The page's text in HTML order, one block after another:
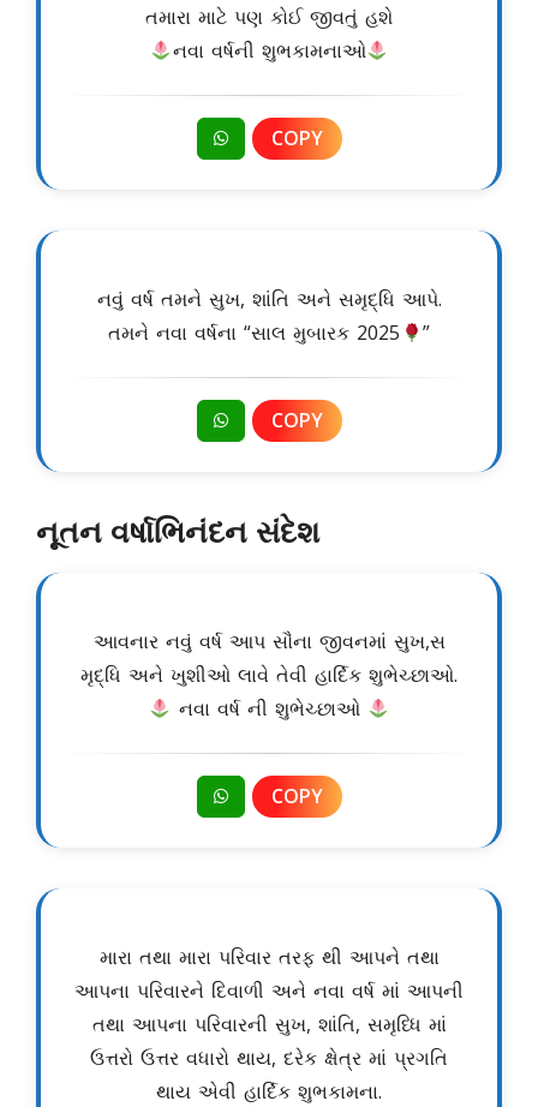
તમારા માટે પણ કોઈ જીવતું હશે
નવા વર્ષની શુભકામનાઓ
COPY
નવું વર્ષ તમને સુખ, શાંતિ અને સમૃદ્ધિ આપે.
તમને નવા વર્ષના “સાલ મુબારક 2025
”
COPY
નૂતન વર્ષાભિનંદન સંદેશ
આવનાર નવું વર્ષ આપ સૌના જીવનમાં સુખ,સ
મૃદ્ધિ અને ખુશીઓ લાવે તેવી હાર્દિક શુભેચ્છાઓ.
નવા વર્ષ ની શુભેચ્છાઓ
COPY
મારા તથા મારા પરિવાર તરફ થી આપને તથા
આપના પરિવારને દિવાળી અને નવા વર્ષ માં આપની
તથા આપના પરિવારની સુખ, શાંતિ, સમૃધ્ધિ માં
ઉત્તરો ઉત્તર વધારો થાય, દરેક ક્ષેત્ર માં પ્રગતિ
થાય એવી હાર્દિક શુભકામના.